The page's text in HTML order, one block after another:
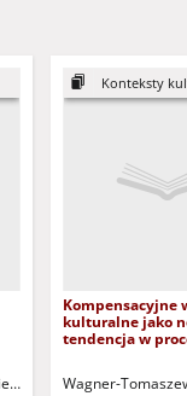
Pasterniak-Kobyłecka,
Adrianna
Konteksty
Kompensacyjne
kulturalne jako
tendencja w
wychowawczej =
Wagner-